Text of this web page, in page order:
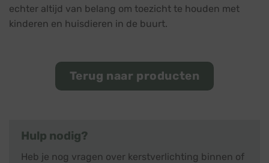
echter altijd van belang om toezicht te houden met
kinderen en huisdieren in de buurt.
Terug naar producten
Hulp nodig?
Heb je nog vragen over kerstverlichting binnen of